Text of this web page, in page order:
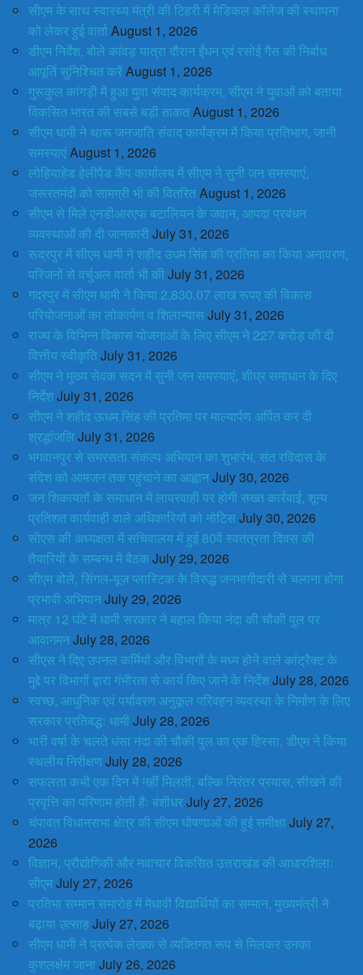
सीएम के साथ स्वास्थ्य मंत्री की टिहरी में मेडिकल कॉलेज की स्थापना
को लेकर हुई वार्ताAugust 1, 2026
डीएम निर्देश, बोले कांवड़ यात्रा दौरान ईंधन एवं रसोई गैस की निर्बाध
आपूर्ति सुनिश्चित करेंAugust 1, 2026
गुरूकुल कांगड़ी में हुआ युवा संवाद कार्यक्रम, सीएम ने युवाओं को बताया
विकसित भारत की सबसे बड़ी ताकतAugust 1, 2026
सीएम धामी ने थारू जनजाति संवाद कार्यक्रम में किया प्रतिभाग, जानी
समस्याएंAugust 1, 2026
लोहियाहेड हेलीपैड कैंप कार्यालय में सीएम ने सुनी जन समस्याएं,
जरूरतमंदों को सामग्री भी की वितरितAugust 1, 2026
सीएम से मिले एनडीआरएफ बटालियन के जवान, आपदा प्रबंधन
व्यवस्थाओं की दी जानकारीJuly 31, 2026
रूद्रपुर में सीएम धामी ने शहीद उधम सिंह की प्रतिमा का किया अनावरण,
परिजनों से वर्चुअल वार्ता भी कीJuly 31, 2026
गदरपुर में सीएम धामी ने किया 2,830.07 लाख रूपए की विकास
परियोजनाओं का लोकार्पण व शिलान्यासJuly 31, 2026
राज्य के विभिन्न विकास योजनाओं के लिए सीएम ने 227 करोड़ की दी
वित्तीय स्वीकृतिJuly 31, 2026
सीएम ने मुख्य सेवक सदन में सुनी जन समस्याएं, शीघ्र समाधान के दिए
निर्देशJuly 31, 2026
सीएम ने शहीद ऊधम सिंह की प्रतिमा पर माल्यार्पण अर्पित कर दी
श्रद्धांजलिJuly 31, 2026
भगवानपुर से समरसता संकल्प अभियान का शुभारंभ, संत रविदास के
संदेश को आमजन तक पहुंचाने का आह्वानJuly 30, 2026
जन शिकायतों के समाधान में लापरवाही पर होगी सख्त कार्रवाई, शून्य
प्रतिशत कार्यवाही वाले अधिकारियों को नोटिसJuly 30, 2026
सीएस की अध्यक्षता में सचिवालय में हुई 80वें स्वतंत्रता दिवस की
तैयारियों के सम्बन्ध में बैठकJuly 29, 2026
सीएम बोले, सिंगल-यूज़ प्लास्टिक के विरुद्ध जनभागीदारी से चलाना होगा
प्रभावी अभियानJuly 29, 2026
मात्र 12 घंटे में धामी सरकार ने बहाल किया नंदा की चौकी पुल पर
आवागमनJuly 28, 2026
सीएस ने दिए उपनल कर्मियों और विभागों के मध्य होने वाले कांट्रैक्ट के
मुद्दे पर विभागों द्वारा गंभीरता से कार्य किए जाने के निर्देशJuly 28, 2026
स्वच्छ, आधुनिक एवं पर्यावरण अनुकूल परिवहन व्यवस्था के निर्माण के लिए
सरकार प्रतिबद्धः धामीJuly 28, 2026
भारी वर्षा के चलते धंसा नंदा की चौकी पुल का एक हिस्सा, डीएम ने किया
स्थलीय निरीक्षणJuly 28, 2026
सफलता कभी एक दिन में नहीं मिलती, बल्कि निरंतर प्रयास, सीखने की
प्रवृत्ति का परिणाम होती हैः बंशीधरJuly 27, 2026
चंपावत विधानसभा क्षेत्र की सीएम घोषणाओं की हुई समीक्षाJuly 27,
2026
विज्ञान, प्रौद्योगिकी और नवाचार विकसित उत्तराखंड की आधारशिलाः
सीएमJuly 27, 2026
प्रतिभा सम्मान समारोह में मेधावी विद्यार्थियों का सम्मान, मुख्यमंत्री ने
बढ़ाया उत्साहJuly 27, 2026
सीएम धामी ने प्रत्येक लेखक से व्यक्तिगत रूप से मिलकर उनका
कुशलक्षेम जानाJuly 26, 2026